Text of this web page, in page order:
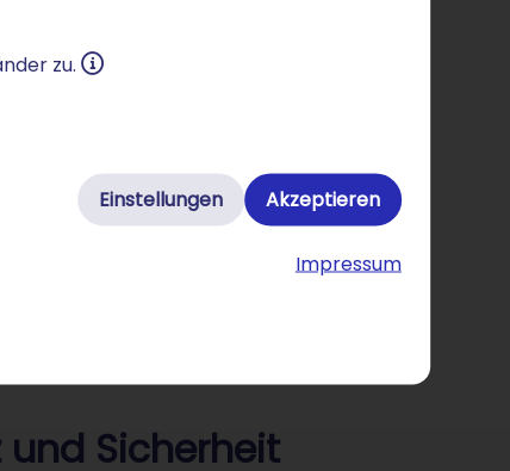
zu.
Einstellungen Akzeptieren
Impressum
Sicherheit